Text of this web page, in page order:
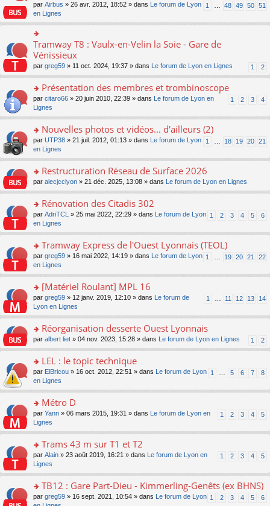
ult
le
m
s
s
e
n
o
n
lu
pl
s
ré
c
e
1 48 49 50 51
par Airbus » 26 avr. 2012, 18:52 » dans
Le forum de Lyon
en Lignes
o
n
ult
er
le
m
e
s
a
g
e
n
o
n
pl
u
s
ré
c
nt
Tramway T8 : Vaulx-en-Velin la Soie - Gare de
Vénissieux
1 2
par greg59 » 11 oct. 2024, 19:37 » dans Le forum de Lyon en Lignes
o
s
er
le
m
e
s
s
e
n
o
n
lu
pl
ré
c
nt
Présentation des membres et trombinoscope
1 2 3 4
par citaro66 » 20 juin 2010, 22:39 » dans
Le forum de Lyon en
Lignes
o
n
s
er
le
m
e
s
s
e
n
o
n
lu
pl
ré
c
e
Nouvelles photos et vidéos... d'ailleurs (2)
1 18 19 20 21
par UTP38 » 21 juil. 2012, 01:13 » dans
Le forum de Lyon
en Lignes
o
n
ult
er
le
m
e
s
s
e
n
o
n
lu
pl
s
ré
c
e
Restructuration Réseau de Surface 2026
par alecjcclyon » 21 déc. 2025, 13:08 » dans Le forum de Lyon en Lignes
o
n
s
er
le
m
e
s
s
a
n
o
n
lu
pl
ré
c
nt
Rénovation des Citadis 302
1 2 3 4 5 6
par AdriTCL » 25 mai 2022, 22:29 » dans
Le forum de Lyon
en Lignes
o
n
s
er
le
m
e
s
s
e
n
o
n
lu
pl
ré
c
nt
Tramway Express de l'Ouest Lyonnais (TEOL)
1 19 20 21 22
par greg59 » 16 mai 2022, 14:19 » dans
Le forum de Lyon
en Lignes
o
s
er
le
m
e
s
s
e
n
o
n
lu
pl
ré
c
[Matériel Roulant] MPL 16
1 11 12 13 14
par greg59 » 12 janv. 2019, 12:10 » dans
Le forum de
Lyon en Lignes
o
n
ult
er
le
m
e
s
s
e
n
o
n
lu
pl
Réorganisation desserte Ouest Lyonnais
1 2
par albert liet » 04 nov. 2023, 15:28 » dans Le forum de Lyon en Lignes
o
n
s
er
le
m
e
s
s
a
n
o
LEL : le topic technique
1 5 6 7 8
par ElBricou » 16 oct. 2012, 22:51 » dans
Le forum de Lyon
en Lignes
o
s
er
le
m
e
s
s
a
Métro D
1 2 3 4 5
par Yann » 06 mars 2015, 19:31 » dans
Le forum de Lyon en
Lignes
o
s
er
le
Trams 43 m sur T1 et T2
1 2 3 4 5
par Alain » 23 août 2019, 16:21 » dans
Le forum de Lyon en
Lignes
o
TB12 : Gare Part-Dieu - Kimmerling-Genêts (ex BHNS)
1 2 3 4 5 6
par greg59 » 16 sept. 2021, 10:54 » dans
Le forum de Lyon